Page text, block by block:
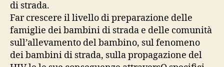
di strada.
Far crescere il livello di preparazione delle
famiglie dei bambini di strada e delle comunità
sull’allevamento del bambino, sul fenomeno
dei bambini di strada, sulla propagazione del